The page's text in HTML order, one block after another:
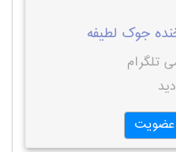
جوک لطیفه
تلگرام
عضویت